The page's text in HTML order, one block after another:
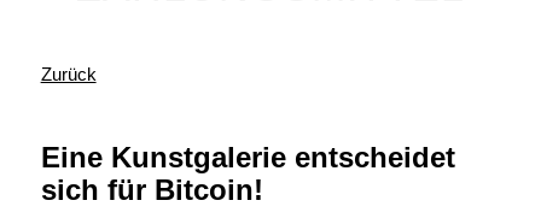
Zurück
Eine Kunstgalerie entscheidet
sich für Bitcoin!